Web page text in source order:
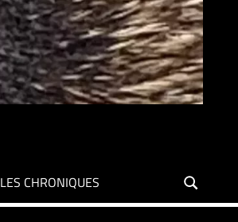
LES CHRONIQUES